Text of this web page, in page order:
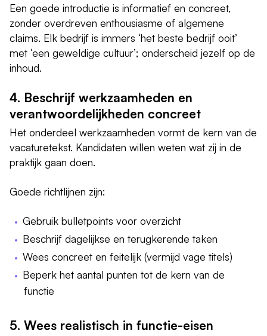
Een goede introductie is informatief en concreet,
zonder overdreven enthousiasme of algemene
claims. Elk bedrijf is immers ‘het beste bedrijf ooit’
met ‘een geweldige cultuur’; onderscheid jezelf op de
inhoud.
4. Beschrijf werkzaamheden en
verantwoordelijkheden concreet
Het onderdeel werkzaamheden vormt de kern van de
vacaturetekst. Kandidaten willen weten wat zij in de
praktijk gaan doen.
Goede richtlijnen zijn:
Gebruik bulletpoints voor overzicht
Beschrijf dagelijkse en terugkerende taken
Wees concreet en feitelijk (vermijd vage titels)
Beperk het aantal punten tot de kern van de
functie
5. Wees realistisch in functie-eisen